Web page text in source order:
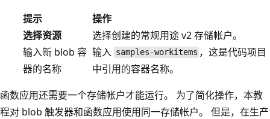
提示
操作
选择资源
选择创建的常规用途 v2 存储帐户。
输入新 blob 容
器的名称
输入 samples-workitems ，这是代码项目
中引用的容器名称。
函数应用还需要一个存储帐户才能运行。 为了简化操作，本教
程对 blob 触发器和函数应用使用同一存储帐户。 但是，在生产